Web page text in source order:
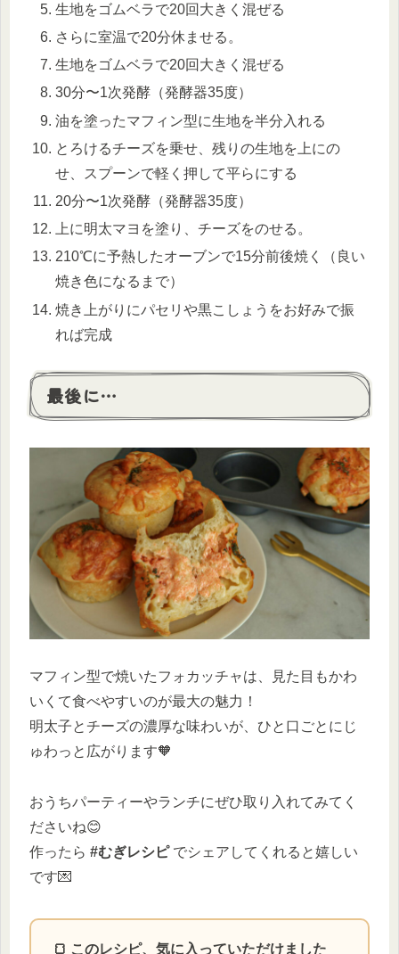
生地をゴムベラで20回大きく混ぜる
さらに室温で20分休ませる。
生地をゴムベラで20回大きく混ぜる
30分〜1次発酵（発酵器35度）
油を塗ったマフィン型に生地を半分入れる
とろけるチーズを乗せ、残りの生地を上にの
せ、スプーンで軽く押して平らにする
20分〜1次発酵（発酵器35度）
上に明太マヨを塗り、チーズをのせる。
210℃に予熱したオーブンで15分前後焼く（良い
焼き色になるまで）
焼き上がりにパセリや黒こしょうをお好みで振
れば完成
最後に…
マフィン型で焼いたフォカッチャは、見た目もかわ
いくて食べやすいのが最大の魅力！
明太子とチーズの濃厚な味わいが、ひと口ごとにじ
ゅわっと広がります🧡
おうちパーティーやランチにぜひ取り入れてみてく
ださいね😊
作ったら #むぎレシピでシェアしてくれると嬉しい
です💌
🍞 このレシピ、気に入っていただけました